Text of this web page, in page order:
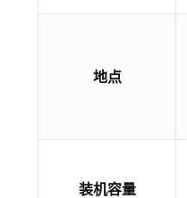
地点
装机容量